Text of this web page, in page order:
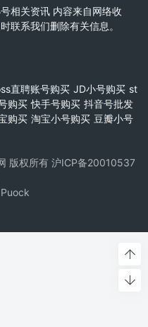
相关资讯 内容来自网络收
联系我们删除有关信息。
直聘账号购买 JD小号购买 st
购买 快手号购买 抖音号批发
购买 淘宝小号购买 豆瓣小号
版权所有 沪ICP备20010537
Puock